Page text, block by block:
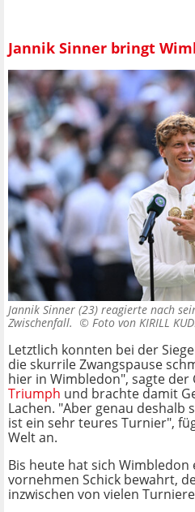
Jannik Sinner bringt
Jannik Sinner (23) reagierte nach
Zwischenfall. © Foto von KIRILL
Letztlich konnten bei der
die skurrile Zwangspause
hier in Wimbledon", sagte der
Triumph und brachte damit
Lachen. "Aber genau deshalb
ist ein sehr teures Turnier",
Welt an.
Bis heute hat sich
vornehmen Schick bewahrt,
inzwischen von vielen